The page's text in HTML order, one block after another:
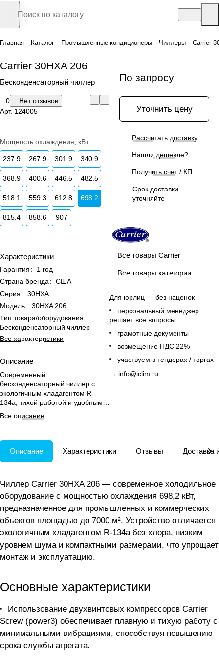
Главная Каталог Промышленные кондиционеры Чиллеры Carrier
Carrier 30HXA 206
Бесконденсаторный чиллер
0
Нет отзывов
Арт. 124005
Мощность охлаждения, кВт
237.9 267.9 301.9 340.9
368.9 400.6 446.5 482.5
518.1 559.3 612.8 698.2
815.4 858.6 907
Характеристики
Гарантия :
1 год
Страна бренда : США
Серия : 30HXA
Модель: 30HXA 206
Тип товара/оборудования :
Бесконденсаторный чиллер
Все характеристики
Описание
Современный
бесконденсаторный чиллер с
экологичным хладагентом R-
134a, тихой работой и удобным
обслуживанием для больших
площадей.
Все описание
По запросу
Уточнить цену
Рассчитать доставку
Нашли дешевле?
Получить счет / КП
Срок доставки
уточняйте
Все товары Carrier
Все товары категории
Для юрлиц — без наценок
персональный менеджер
решает все вопросы
грамотные документы
возмещение НДС 22%
участвуем в тендерах / торгах
→ info@iclim.ru
Описание Характеристики Отзывы Доставка
Чиллер Carrier 30HXA 206 — современное холодильное
оборудование с мощностью охлаждения 698,2 кВт,
предназначенное для промышленных и коммерческих
объектов площадью до 7000 м². Устройство отличается
экологичным хладагентом R-134a без хлора, низким
уровнем шума и компактными размерами, что упрощает
монтаж и эксплуатацию.
Основные характеристики
Использование двухвинтовых компрессоров Carrier
Screw (power3) обеспечивает плавную и тихую работу с
минимальными вибрациями, способствуя повышению
срока службы агрегата.